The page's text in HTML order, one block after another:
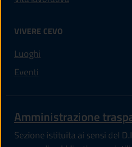
VIVERE CEVO
Luoghi
Eventi
Amministrazione
Sezione istituita ai sensi del